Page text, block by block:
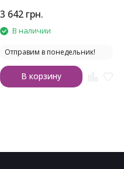
3 642 грн.
В наличии
Отправим в понедельник!
В корзину